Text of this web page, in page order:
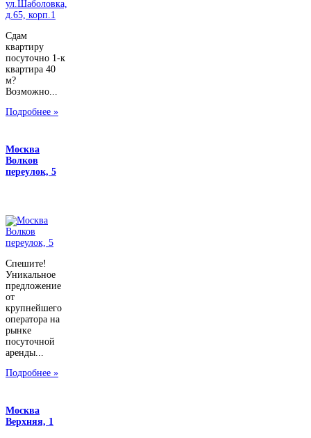
Сдам
квартиру
посуточно 1-к
квартира 40
м?
Возможно...
Подробнее »
Москва
Волков
переулок, 5
Спешите!
Уникальное
предложение
от
крупнейшего
оператора на
рынке
посуточной
аренды...
Подробнее »
Москва
Верхняя, 1